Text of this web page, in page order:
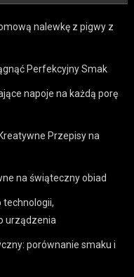
nalewkę z pigwy z
Perfekcyjny Smak
napoje na każdą porę
Przepisy na
na świąteczny obiad
technologii,
urządzenia
porównanie smaku i